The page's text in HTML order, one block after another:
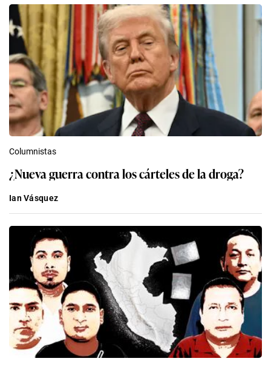
Columnistas
¿Nueva guerra contra los cárteles de la droga?
Ian Vásquez